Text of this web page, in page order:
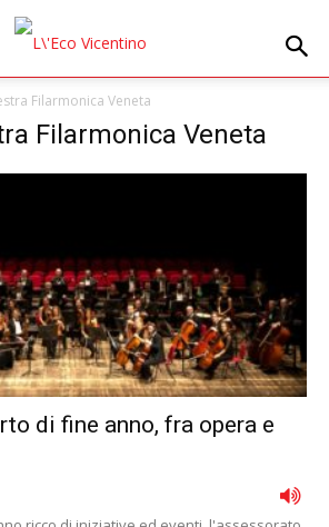
Filarmonica Veneta
Filarmonica Veneta
di fine anno, fra opera e